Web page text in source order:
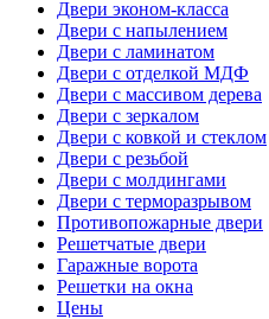
Двери эконом-класса
Двери с напылением
Двери с ламинатом
Двери с отделкой МДФ
Двери с массивом дерева
Двери с зеркалом
Двери с ковкой и стеклом
Двери с резьбой
Двери с молдингами
Двери с терморазрывом
Противопожарные двери
Решетчатые двери
Гаражные ворота
Решетки на окна
Цены